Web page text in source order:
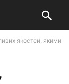
якостей, якими